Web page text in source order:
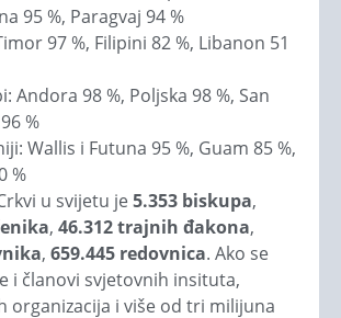
95 %, Paragvaj 94 %
97 %, Filipini 82 %, Libanon 51
Andora 98 %, Poljska 98 %, San
%
Wallis i Futuna 95 %, Guam 85 %,
%
u svijetu je5.353 biskupa,
, 46.312 trajnih đakona,
, 659.445 redovnica. Ako se
i članovi svjetovnih insituta,
organizacija i više od tri milijuna